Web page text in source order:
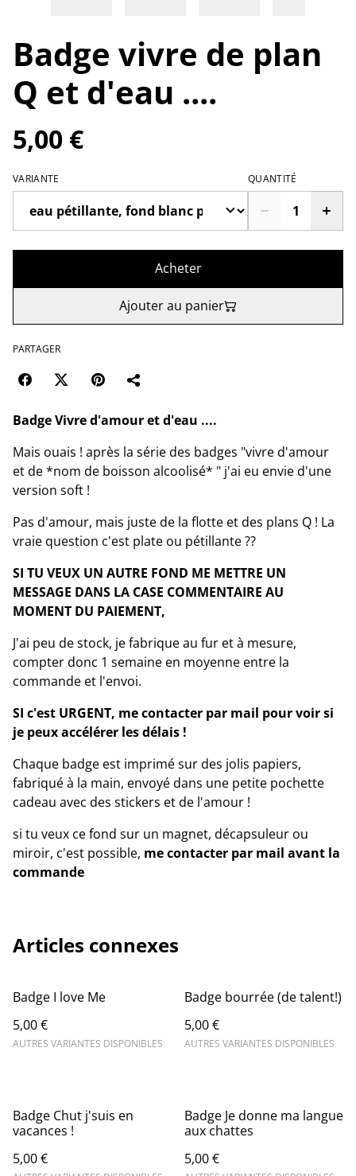
Badge vivre de plan
Q et d'eau ....
5,00 €
VARIANTE QUANTITÉ
Acheter
Ajouter au panier
PARTAGER
Badge Vivre d'amour et d'eau ....
Mais ouais ! après la série des badges "vivre d'amour
et de *nom de boisson alcoolisé* " j'ai eu envie d'une
version soft !
Pas d'amour, mais juste de la flotte et des plans Q ! La
vraie question c'est plate ou pétillante ??
SI TU VEUX UN AUTRE FOND ME METTRE UN
MESSAGE DANS LA CASE COMMENTAIRE AU
MOMENT DU PAIEMENT,
J'ai peu de stock, je fabrique au fur et à mesure,
compter donc 1 semaine en moyenne entre la
commande et l'envoi.
SI c'est URGENT, me contacter par mail pour voir si
je peux accélérer les délais !
Chaque badge est imprimé sur des jolis papiers,
fabriqué à la main, envoyé dans une petite pochette
cadeau avec des stickers et de l'amour !
si tu veux ce fond sur un magnet, décapsuleur ou
miroir, c'est possible, me contacter par mail avant la
commande
Articles connexes
Badge I love Me
5,00 €
AUTRES VARIANTES DISPONIBLES
Badge bourrée (de talent!)
5,00 €
AUTRES VARIANTES DISPONIBLES
Badge Chut j'suis en
vacances !
5,00 €
Badge Je donne ma langue
aux chattes
5,00 €